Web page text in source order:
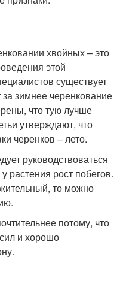
хвойных – это
этой
существует
зимнее черенкование
что тую лучше
утверждают, что
черенков – лето.
руководствоваться
растения рост побегов.
то можно
потому, что
и хорошо